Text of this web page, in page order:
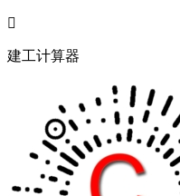

建工计算器